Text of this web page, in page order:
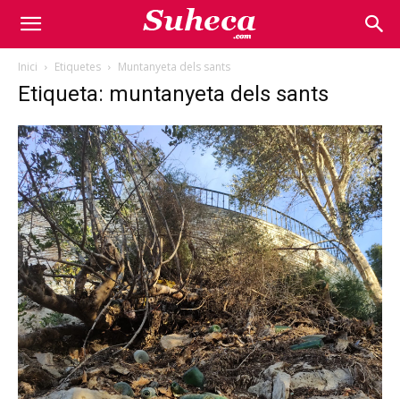
Inici Etiquetes Muntanyeta dels sants
Etiqueta: muntanyeta dels sants